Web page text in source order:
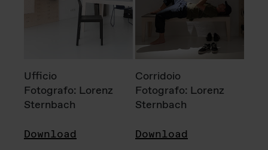
Ufficio
Fotografo: Lorenz
Sternbach
Download
Corridoio
Fotografo: Lorenz
Sternbach
Download